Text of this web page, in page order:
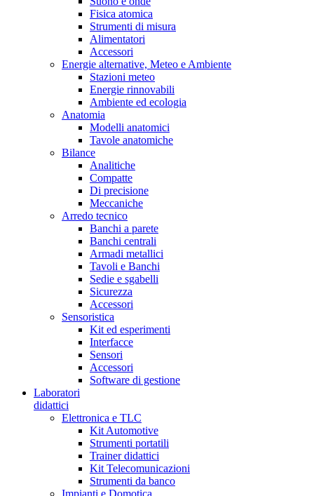
Fisica atomica
Strumenti di misura
Alimentatori
Accessori
Energie alternative, Meteo e Ambiente
Stazioni meteo
Energie rinnovabili
Ambiente ed ecologia
Anatomia
Modelli anatomici
Tavole anatomiche
Bilance
Analitiche
Compatte
Di precisione
Meccaniche
Arredo tecnico
Banchi a parete
Banchi centrali
Armadi metallici
Tavoli e Banchi
Sedie e sgabelli
Sicurezza
Accessori
Sensoristica
Kit ed esperimenti
Interfacce
Sensori
Accessori
Software di gestione
Laboratori
didattici
Elettronica e TLC
Kit Automotive
Strumenti portatili
Trainer didattici
Kit Telecomunicazioni
Strumenti da banco
Impianti e Domotica